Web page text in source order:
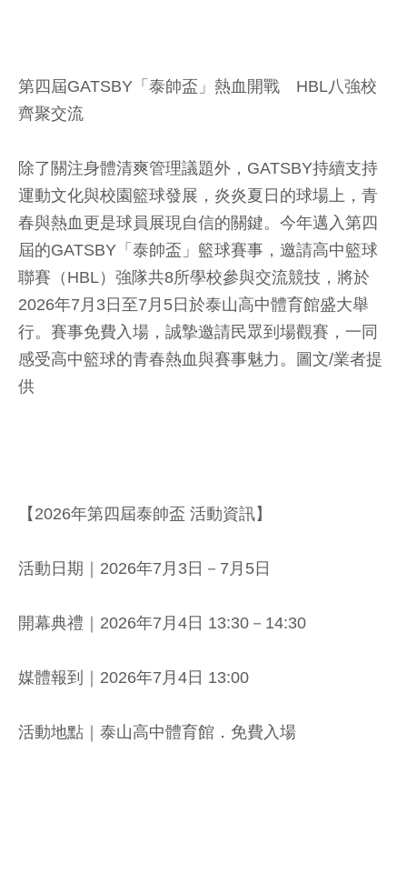
第四屆GATSBY「泰帥盃」熱血開戰 HBL八強校
齊聚交流
除了關注身體清爽管理議題外，GATSBY持續支持
運動文化與校園籃球發展，炎炎夏日的球場上，青
春與熱血更是球員展現自信的關鍵。今年邁入第四
屆的GATSBY「泰帥盃」籃球賽事，邀請高中籃球
聯賽（HBL）強隊共8所學校參與交流競技，將於
2026年7月3日至7月5日於泰山高中體育館盛大舉
行。賽事免費入場，誠摯邀請民眾到場觀賽，一同
感受高中籃球的青春熱血與賽事魅力。圖文/業者提
供
【2026年第四屆泰帥盃 活動資訊】
活動日期｜2026年7月3日－7月5日
開幕典禮｜2026年7月4日 13:30－14:30
媒體報到｜2026年7月4日 13:00
活動地點｜泰山高中體育館．免費入場